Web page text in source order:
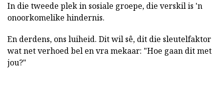
In die tweede plek in sosiale groepe, die verskil is 'n
onoorkomelike hindernis.
En derdens, ons luiheid. Dit wil sê, dit die sleutelfaktor
wat net verhoed bel en vra mekaar: "Hoe gaan dit met
jou?"